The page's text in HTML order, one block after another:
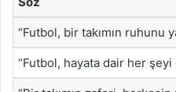
“Futbol, bir takımın ruhunu
“Futbol, hayata dair her şeyi